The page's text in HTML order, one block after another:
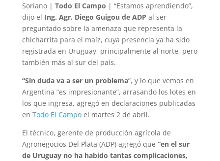
Soriano | Todo El Campo | “Estamos aprendiendo”,
dijo el Ing. Agr. Diego Guigou de ADP al ser
preguntado sobre la amenaza que representa la
chicharrita para el maíz, cuya presencia ya ha sido
registrada en Uruguay, principalmente al norte, pero
también más al sur del país.
“Sin duda va a ser un problema”, y lo que vemos en
Argentina “es impresionante”, arrasando los lotes en
los que ingresa, agregó en declaraciones publicadas
en Todo El Campoel martes 2 de abril.
El técnico, gerente de producción agrícola de
Agronegocios Del Plata (ADP) agregó que “en el sur
de Uruguay no ha habido tantas complicaciones,